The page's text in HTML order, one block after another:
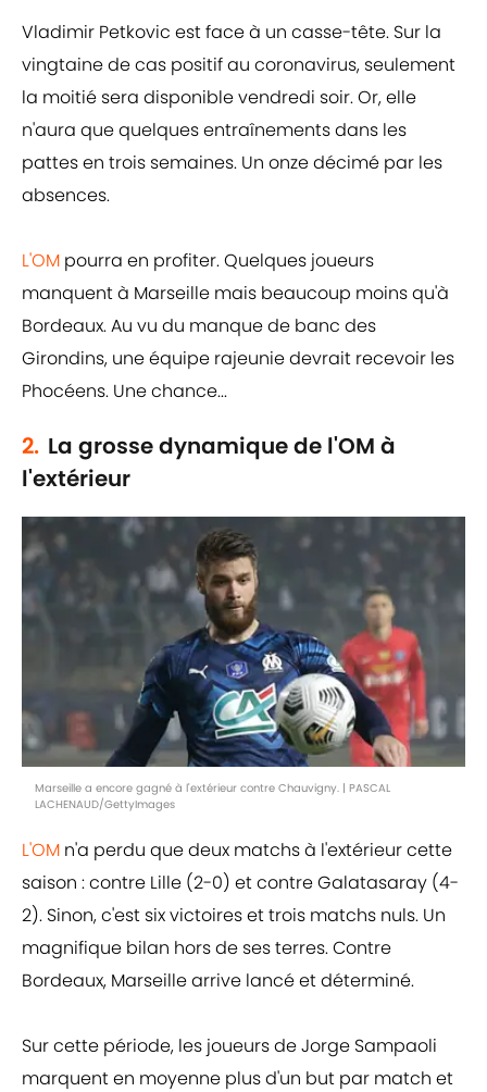
Vladimir Petkovic est face à un casse-tête. Sur la
vingtaine de cas positif au coronavirus, seulement
la moitié sera disponible vendredi soir. Or, elle
n'aura que quelques entraînements dans les
pattes en trois semaines. Un onze décimé par les
absences.
L'OM pourra en profiter. Quelques joueurs
manquent à Marseille mais beaucoup moins qu'à
Bordeaux. Au vu du manque de banc des
Girondins, une équipe rajeunie devrait recevoir les
Phocéens. Une chance...
2. La grosse dynamique de l'OM à
l'extérieur
Marseille a encore gagné à l'extérieur contre Chauvigny. | PASCAL
LACHENAUD/GettyImages
L'OM n'a perdu que deux matchs à l'extérieur cette
saison : contre Lille (2-0) et contre Galatasaray (4-
2). Sinon, c'est six victoires et trois matchs nuls. Un
magnifique bilan hors de ses terres. Contre
Bordeaux, Marseille arrive lancé et déterminé.
Sur cette période, les joueurs de Jorge Sampaoli
marquent en moyenne plus d'un but par match et